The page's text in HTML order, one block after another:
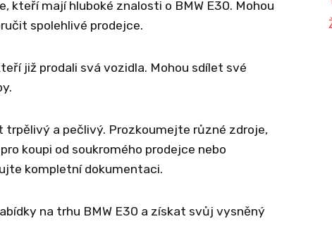
mají hluboké znalosti o BMW E30. Mohou
spolehlivé prodejce.
již prodali svá vozidla. Mohou sdílet své
a pečlivý. Prozkoumejte různé zdroje,
koupi od soukromého prodejce nebo
kompletní dokumentaci.
na trhu BMW E30 a získat svůj vysněný